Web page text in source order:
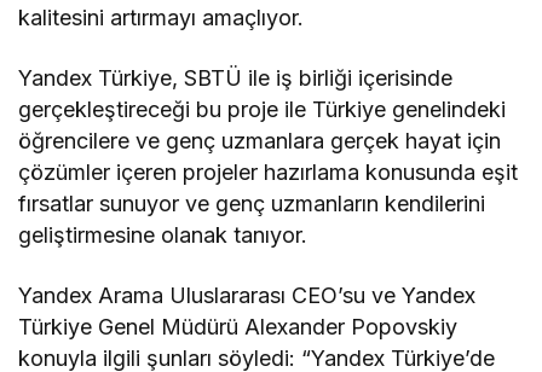
kalitesini artırmayı amaçlıyor.
Yandex Türkiye, SBTÜ ile iş birliği içerisinde
gerçekleştireceği bu proje ile Türkiye genelindeki
öğrencilere ve genç uzmanlara gerçek hayat için
çözümler içeren projeler hazırlama konusunda eşit
fırsatlar sunuyor ve genç uzmanların kendilerini
geliştirmesine olanak tanıyor.
Yandex Arama Uluslararası CEO’su ve Yandex
Türkiye Genel Müdürü Alexander Popovskiy
konuyla ilgili şunları söyledi: “Yandex Türkiye’de